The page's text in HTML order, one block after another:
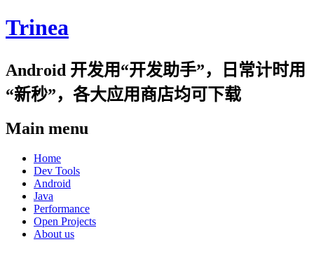
Trinea
Android 开发用“开发助手”，日常计时用
“新秒”，各大应用商店均可下载
Main menu
Skip
content
Home
Dev Tools
Android
Java
Performance
Open Projects
About us